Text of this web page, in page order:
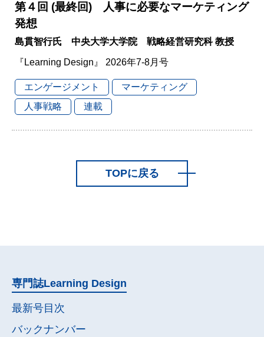
第４回 (最終回) 人事に必要なマーケティング
発想
島貫智行氏 中央大学大学院 戦略経営研究科 教授
『Learning Design』 2026年7-8月号
エンゲージメント
マーケティング
人事戦略
連載
TOPに戻る
専門誌Learning Design
最新号目次
バックナンバー